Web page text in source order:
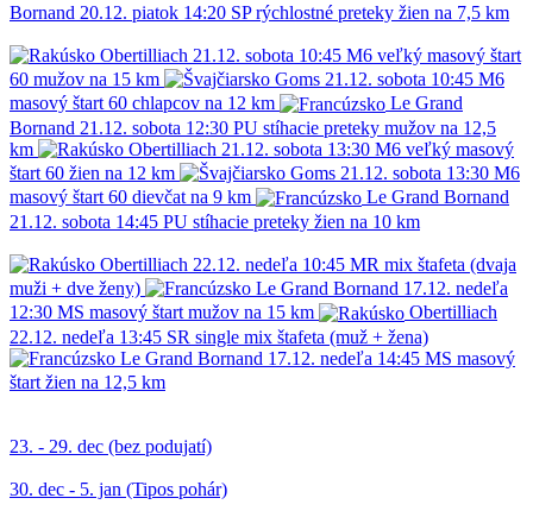
Bornand 20.12. piatok 14:20 SP rýchlostné preteky žien na 7,5 km
Obertilliach 21.12. sobota 10:45 M6 veľký masový štart
60 mužov na 15 km
Goms 21.12. sobota 10:45 M6
masový štart 60 chlapcov na 12 km
Le Grand
Bornand 21.12. sobota 12:30 PU stíhacie preteky mužov na 12,5
km
Obertilliach 21.12. sobota 13:30 M6 veľký masový
štart 60 žien na 12 km
Goms 21.12. sobota 13:30 M6
masový štart 60 dievčat na 9 km
Le Grand Bornand
21.12. sobota 14:45 PU stíhacie preteky žien na 10 km
Obertilliach 22.12. nedeľa 10:45 MR mix štafeta (dvaja
muži + dve ženy)
Le Grand Bornand 17.12. nedeľa
12:30 MS masový štart mužov na 15 km
Obertilliach
22.12. nedeľa 13:45 SR single mix štafeta (muž + žena)
Le Grand Bornand 17.12. nedeľa 14:45 MS masový
štart žien na 12,5 km
23. - 29. dec (bez podujatí)
30. dec - 5. jan (Tipos pohár)